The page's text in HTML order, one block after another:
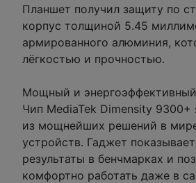
Планшет получил защиту по
корпус толщиной 5.45
армированного алюминия,
лёгкостью и прочностью.
Мощный и энергоэффективный
Чип MediaTek Dimensity 9300+
из мощнейших решений в
устройств. Гаджет
результаты в бенчмарках и
комфортно работать даже в